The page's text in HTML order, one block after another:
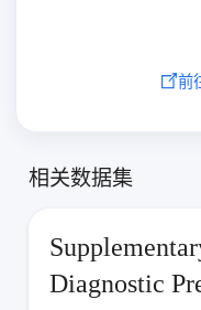
前
相关数据集
Diagnostic